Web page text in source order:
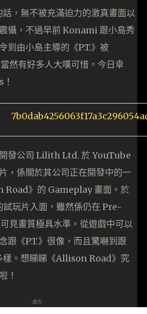
話，無不被充滿迫力的激真畫面以
懾，不過早前 Konami 跟小島秀
到由小島主導的《P.T.》被
然有好多人大嘆可惜。今日幸
發公司 Lilith Ltd. 於 YouTube
，係關於其公司正在開發中的一
Road》的 Gameplay 畫面。於
試玩片入面，雖然係仍在 Pre-
見畫質極具水準。從遊戲中可以
跟《P.T.》很像，而且驚嚇到跟
樣。想睇睇《Allison Road》究
！
- 廣告 -